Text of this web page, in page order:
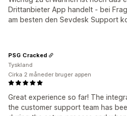
Drittanbieter App handelt - bei
am besten den Sevdesk Support
Great experience so far! The
the customer support team has
PSG Cracked
Tyskland
Cirka 2 måneder bruger appen